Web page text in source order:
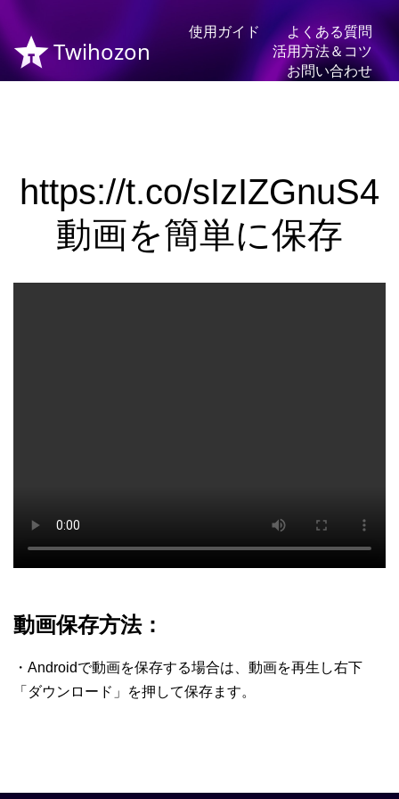
Twihozon
使用ガイド
よくある質問
活用方法＆コツ
お問い合わせ
https://t.co/sIzIZGnuS4
動画を簡単に保存
動画保存方法：
・Androidで動画を保存する場合は、動画を再生し右下
「ダウンロード」を押して保存ます。